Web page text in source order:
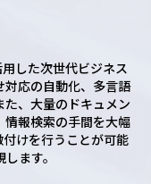
した次世代ビジネス
対応の自動化、多言語
、大量のドキュメン
情報検索の手間を大幅
けを行うことが可能
ます。